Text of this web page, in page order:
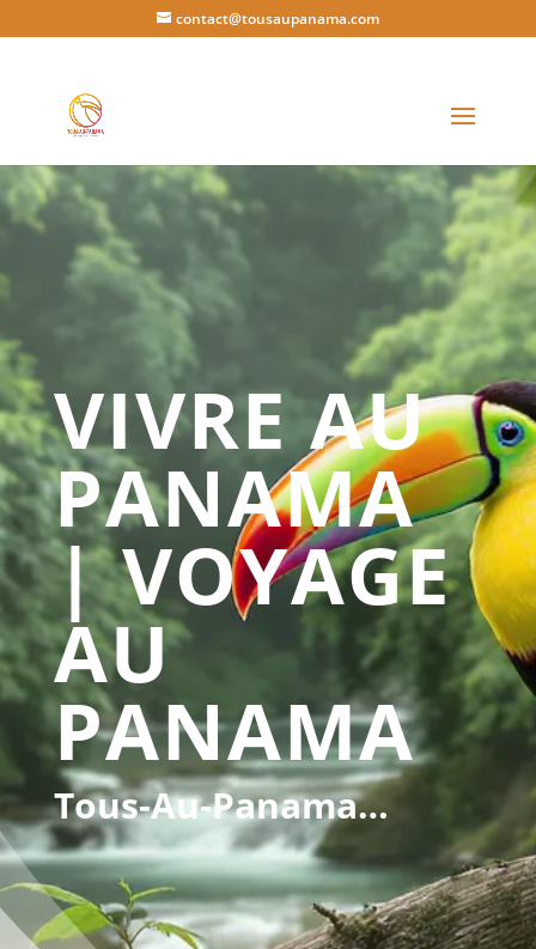
contact@tousaupanama.com
VIVRE AU
PANAMA
| VOYAGE
AU
PANAMA
Tous-Au-Panama…